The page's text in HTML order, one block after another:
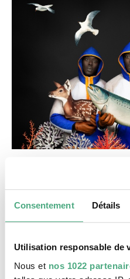
Consentement Détails
Utilisation responsable de
Nous et nos 1022
climatique et ses
pour la planète.